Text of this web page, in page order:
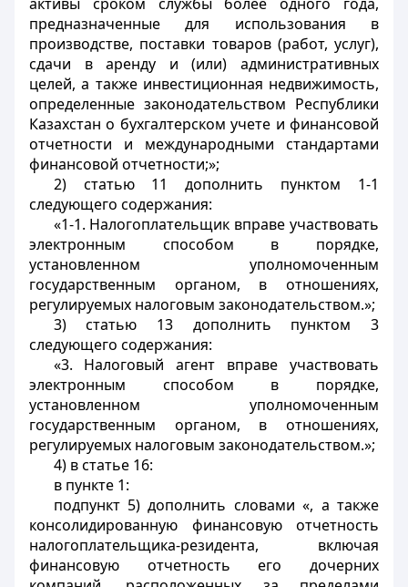
предназначенные для использования в
производстве, поставки товаров (работ, услуг),
сдачи в аренду и (или) административных
целей, а также инвестиционная недвижимость,
определенные законодательством Республики
Казахстан о бухгалтерском учете и финансовой
отчетности и международными стандартами
финансовой отчетности;»;
2) статью 11 дополнить пунктом 1-1
следующего содержания:
«1-1. Налогоплательщик вправе участвовать
электронным способом в порядке,
установленном уполномоченным
государственным органом, в отношениях,
регулируемых налоговым законодательством.»;
3) статью 13 дополнить пунктом 3
следующего содержания:
«3. Налоговый агент вправе участвовать
электронным способом в порядке,
установленном уполномоченным
государственным органом, в отношениях,
регулируемых налоговым законодательством.»;
4) в статье 16:
в пункте 1:
подпункт 5) дополнить словами «, а также
консолидированную финансовую отчетность
налогоплательщика-резидента, включая
финансовую отчетность его дочерних